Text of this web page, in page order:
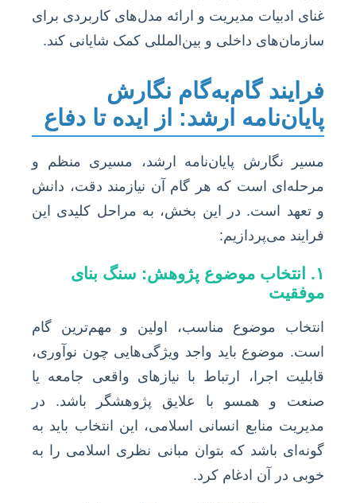
غنای ادبیات مدیریت و ارائه مدل‌های کاربردی برای
سازمان‌های داخلی و بین‌المللی کمک شایانی کند.
فرایند گام‌به‌گام نگارش
پایان‌نامه ارشد: از ایده تا دفاع
مسیر نگارش پایان‌نامه ارشد، مسیری منظم و
مرحله‌ای است که هر گام آن نیازمند دقت، دانش
و تعهد است. در این بخش، به مراحل کلیدی این
فرایند می‌پردازیم:
۱. انتخاب موضوع پژوهش: سنگ بنای
موفقیت
انتخاب موضوع مناسب، اولین و مهم‌ترین گام
است. موضوع باید واجد ویژگی‌هایی چون نوآوری،
قابلیت اجرا، ارتباط با نیازهای واقعی جامعه یا
صنعت و همسو با علایق پژوهشگر باشد. در
مدیریت منابع انسانی اسلامی، این انتخاب باید به
گونه‌ای باشد که بتوان مبانی نظری اسلامی را به
خوبی در آن ادغام کرد.